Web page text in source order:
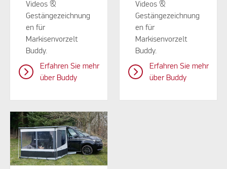
Videos &
Gestängezeichnung
en für
Markisenvorzelt
Buddy.
Erfahren Sie mehr
über Buddy
Videos &
Gestängezeichnung
en für
Markisenvorzelt
Buddy.
Erfahren Sie mehr
über Buddy